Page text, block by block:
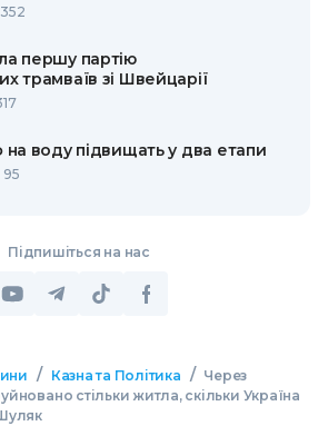
352
першу партію
трамваїв зі Швейцарії
на воду підвищать у два етапи
95
Підпишіться на нас
/ Казна та Політика / Через
стільки житла, скільки Україна